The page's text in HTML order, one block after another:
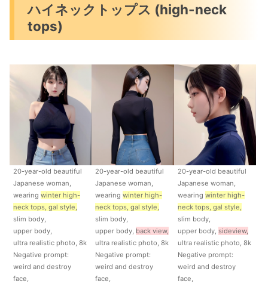
ハイネックトップス (high-neck
tops)
20-year-old beautiful
Japanese woman,
wearing winter high-
neck tops, gal style,
slim body,
upper body,
ultra realistic photo, 8k
Negative prompt:
weird and destroy
face,
20-year-old beautiful
Japanese woman,
wearingwinter high-
neck tops, gal style,
slim body,
upper body, back view,
ultra realistic photo, 8k
Negative prompt:
weird and destroy
face,
20-year-old beautiful
Japanese woman,
wearing winter high-
neck tops, gal style,
slim body,
upper body, sideview,
ultra realistic photo, 8k
Negative prompt:
weird and destroy
face,